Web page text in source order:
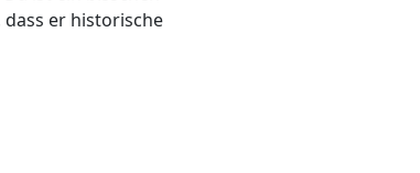
er historische